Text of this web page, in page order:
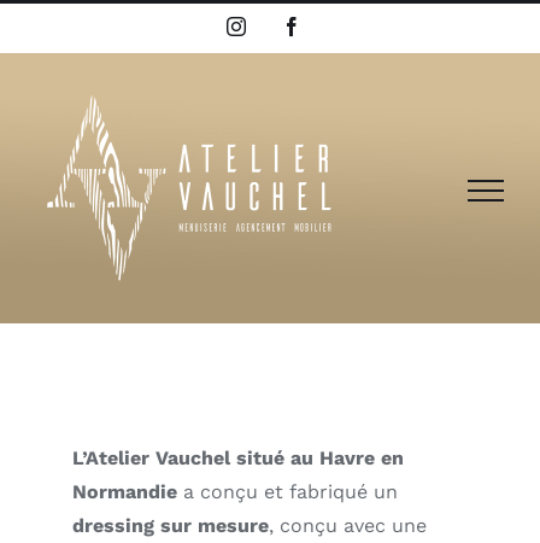
au
Instagram
L’Atelier Vauchel situé au Havre en
Normandie a conçu et fabriqué un
dressing sur mesure, conçu avec une